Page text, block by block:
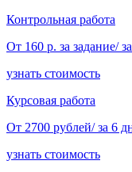
Контрольная работа
От 160 р. за задание/
узнать стоимость
Курсовая работа
От 2700 рублей/ за 6
узнать стоимость